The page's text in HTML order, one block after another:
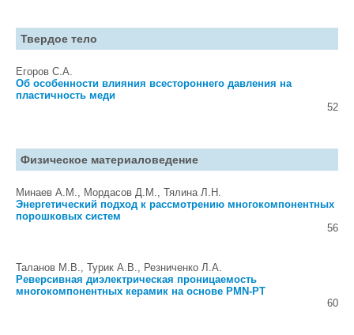
Твердое тело
Егоров С.А.
Об особенности влияния всестороннего давления на
пластичность меди
52
Физическое материаловедение
Минаев A.M., Мордасов Д.М., Тялина Л.Н.
Энергетический подход к рассмотрению многокомпонентных
порошковых систем
56
Таланов М.В., Турик А.В., Резниченко Л.А.
Реверсивная диэлектрическая проницаемость
многокомпонентных керамик на основе PMN-PT
60